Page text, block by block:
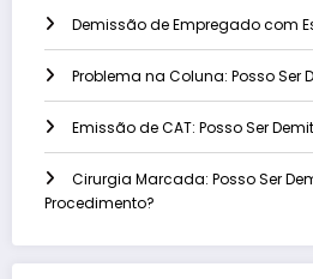
Demissão de Empregado com
Problema na Coluna: Posso Ser
Emissão de CAT: Posso Ser
Cirurgia Marcada: Posso Ser
Procedimento?